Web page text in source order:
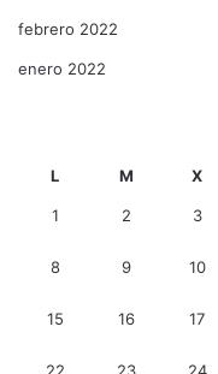
febrero 2022
enero 2022
L M X
1 2 3
8 9 10
15 16 17
22 23 24